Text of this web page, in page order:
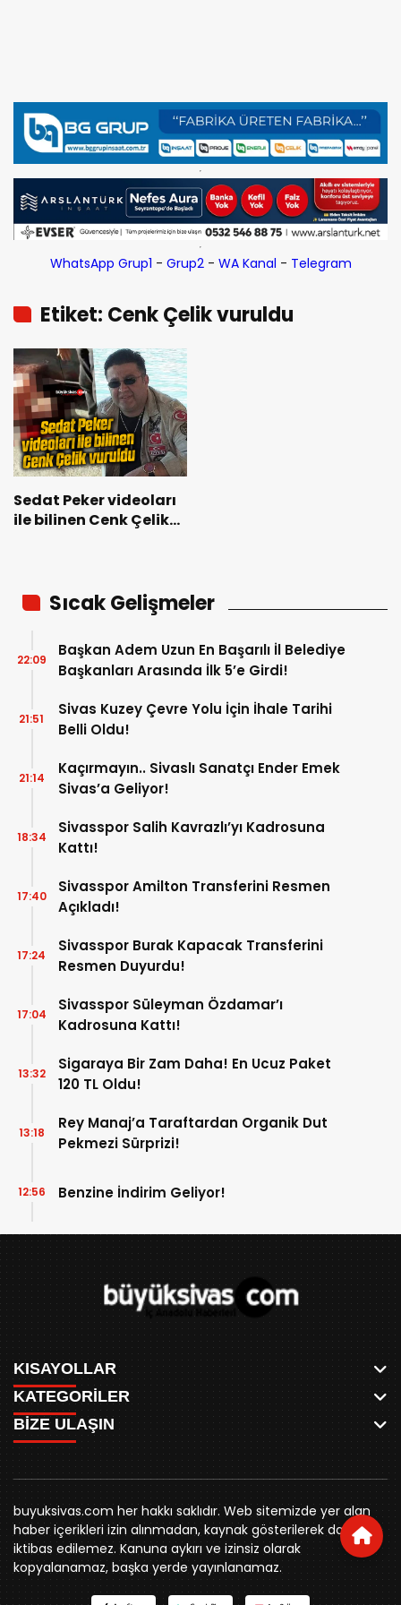
WhatsApp Grup1 - Grup2- WA Kanal - Telegram
Etiket: Cenk Çelik vuruldu
Sedat Peker videoları
ile bilinen Cenk Çelik
Sıcak Gelişmeler
Başkan Adem Uzun En Başarılı İl Belediye
Başkanları Arasında İlk 5’e Girdi!
22:09
Sivas Kuzey Çevre Yolu İçin İhale Tarihi
Belli Oldu!
21:51
Kaçırmayın.. Sivaslı Sanatçı Ender Emek
Sivas’a Geliyor!
21:14
Sivasspor Salih Kavrazlı’yı Kadrosuna
Kattı!
18:34
Sivasspor Amilton Transferini Resmen
Açıkladı!
17:40
Sivasspor Burak Kapacak Transferini
Resmen Duyurdu!
17:24
Sivasspor Süleyman Özdamar’ı
Kadrosuna Kattı!
17:04
Sigaraya Bir Zam Daha! En Ucuz Paket
120 TL Oldu!
13:32
Rey Manaj’a Taraftardan Organik Dut
Pekmezi Sürprizi!
13:18
Benzine İndirim Geliyor!
12:56
KISAYOLLAR
ANASAYFA
AKSU CANLI
MEYDAN CANLI
MEDRESELER CANLI
MERAKÜM CANLI
YUKARI TEKKE CANLI
KURUMSAL KİMLİK
REKLAM FİYATLARI
BİZE ULAŞIN
KÜNYE
KATEGORİLER
WHATSAPP
SPOR
SİYASET
BELEDİYE
SİVAS VALİLİĞİ
ÜNİVERSİTE
KURUMLAR
STK
YORUM
BİZE ULAŞIN
0346 221 00 60
buyuksivashaber@gmail.com
Örtülüpınar Mah. İnönü Bulvarı Özkahya Apt. Kat:3 D:7
Sivas
buyuksivas.com her hakkı saklıdır. Web sitemizde yer alan
haber içerikleri izin alınmadan, kaynak gösterilerek dahi
iktibas edilemez. Kanuna aykırı ve izinsiz olarak
kopyalanamaz, başka yerde yayınlanamaz.